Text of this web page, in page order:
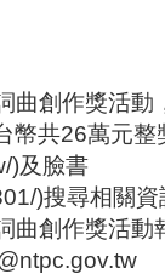
曲創作獎活動
幣共26萬元
)及臉書
)搜尋相關
曲創作獎活